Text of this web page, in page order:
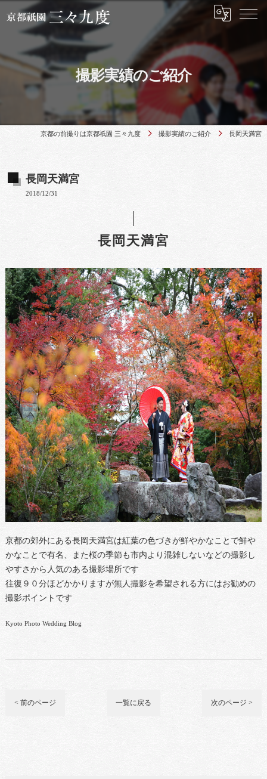
撮影実績のご紹介
京都の前撮りは京都祇園 三々九度 撮影実績のご紹介 長岡天満宮
長岡天満宮
2018/12/31
長岡天満宮
京都の郊外にある長岡天満宮は紅葉の色づきが鮮やかなことで鮮や
かなことで有名、また桜の季節も市内より混雑しないなどの撮影し
やすさから人気のある撮影場所です
往復９０分ほどかかりますが無人撮影を希望される方にはお勧めの
撮影ポイントです
Kyoto Photo Wedding Blog
< 前のページ 一覧に戻る 次のページ >